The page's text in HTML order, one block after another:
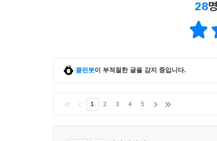
28
클린봇이 부적절한 글을 감지 중입니다.
1 2 3 4 5